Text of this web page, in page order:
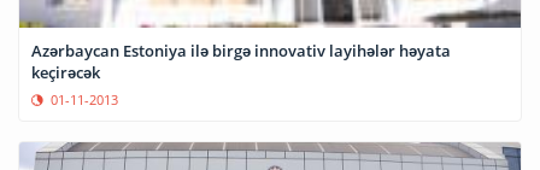
Azərbaycan Estoniya ilə birgə innovativ layihələr həyata
keçirəcək
01-11-2013